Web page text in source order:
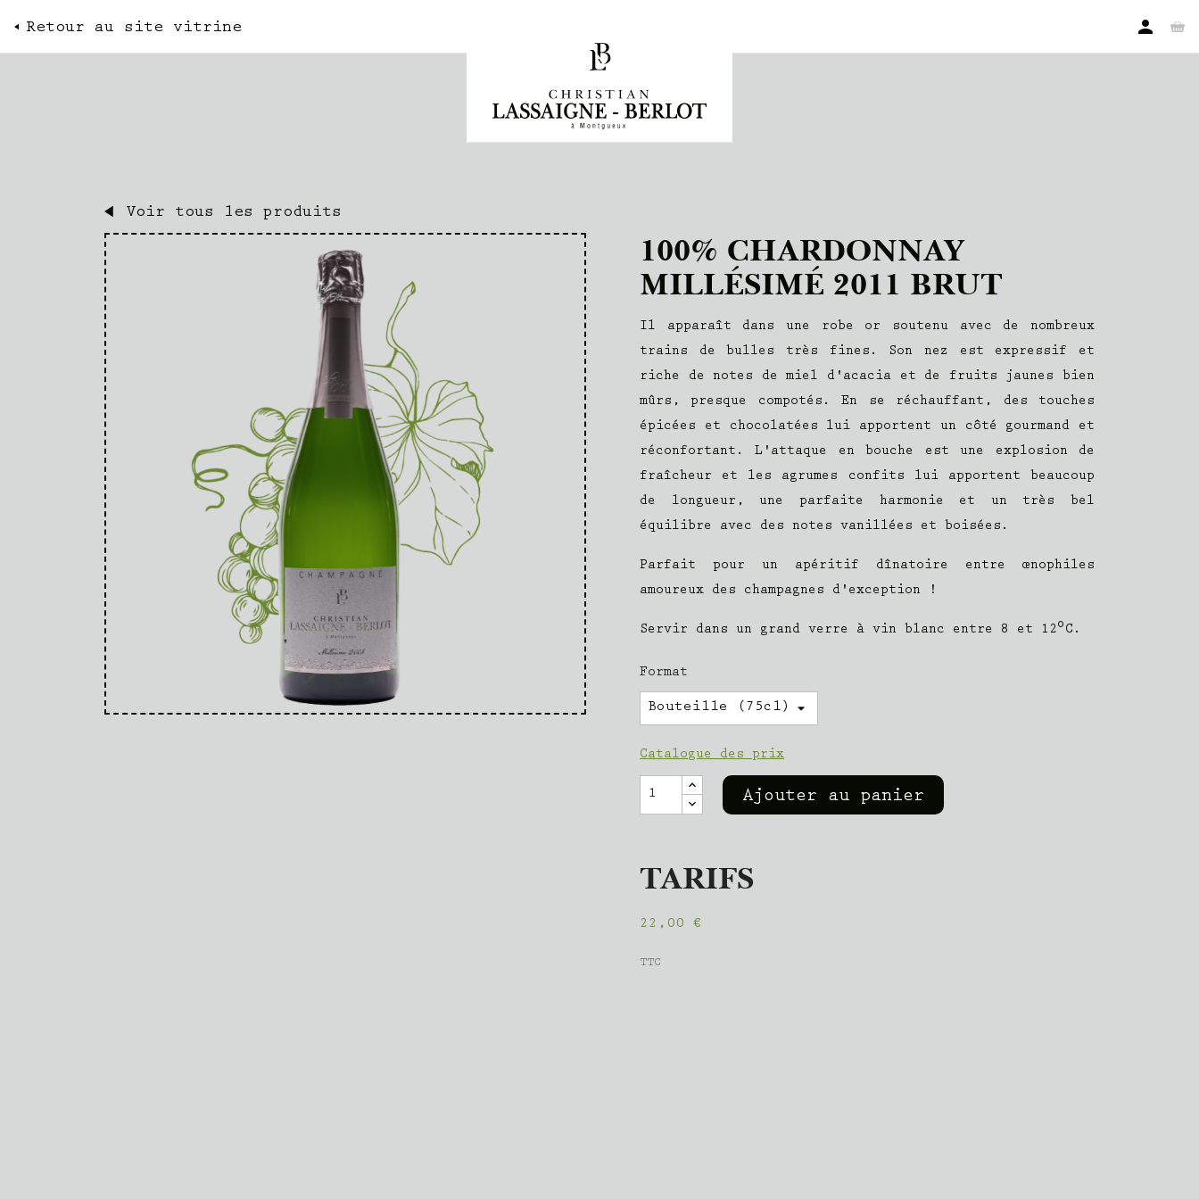
Retour au site vitrine
Voir tous les produits
100% CHARDONNAY
MILLÉSIMÉ 2011 BRUT
Il apparaît dans une robe or soutenu avec de nombreux
trains de bulles très fines. Son nez est expressif et
riche de notes de miel d'acacia et de fruits jaunes bien
mûrs, presque compotés. En se réchauffant, des touches
épicées et chocolatées lui apportent un côté gourmand et
réconfortant. L'attaque en bouche est une explosion de
fraîcheur et les agrumes confits lui apportent beaucoup
de longueur, une parfaite harmonie et un très bel
équilibre avec des notes vanillées et boisées.
Parfait pour un apéritif dînatoire entre œnophiles
amoureux des champagnes d'exception !
Servir dans un grand verre à vin blanc entre 8 et 12°C.
Format
Catalogue des prix
Ajouter au panier
TARIFS
22,00 €
TTC